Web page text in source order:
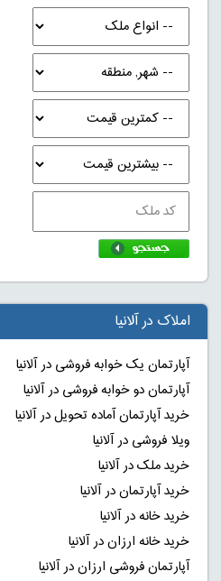
املاک در آلانیا
آپارتمان یک خوابه فروشی در آلانیا
آپارتمان دو خوابه فروشی در آلانیا
خرید آپارتمان آماده تحویل در آلانیا
ویلا فروشی در آلانیا
خرید ملک در آلانیا
خرید آپارتمان در آلانیا
خرید خانه در آلانیا
خرید خانه ارزان در آلانیا
آپارتمان فروشی ارزان در آلانیا